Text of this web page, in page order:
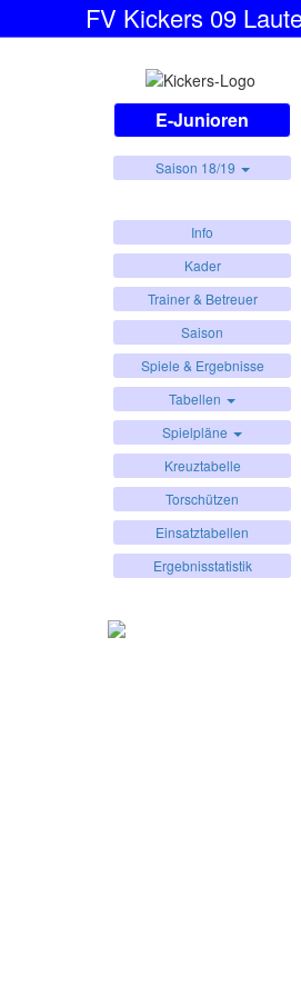
FV Kickers 09
E-Junioren
Saison 18/19
Info
Kader
Trainer & Betreuer
Saison
Spiele & Ergebnisse
Tabellen
Spielpläne
Kreuztabelle
Torschützen
Einsatztabellen
Ergebnisstatistik